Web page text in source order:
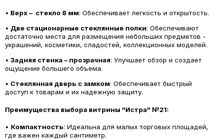
• Верх – стекло 8 мм: Обеспечивает легкость и открытость.
• Две стационарные стеклянные полки: Обеспечивают
достаточно места для размещения небольших предметов -
украшений, косметики, сладостей, коллекционных моделей.
• Задняя стенка – прозрачная: Улучшает обзор и создает
ощущение большего объема.
• Стеклянная дверь с замком: Обеспечивает быстрый
доступ к товарам и их надежную защиту.
Преимущества выбора витрины "Истра" №21:
• Компактность: Идеальна для малых торговых площадей,
где важен каждый сантиметр.